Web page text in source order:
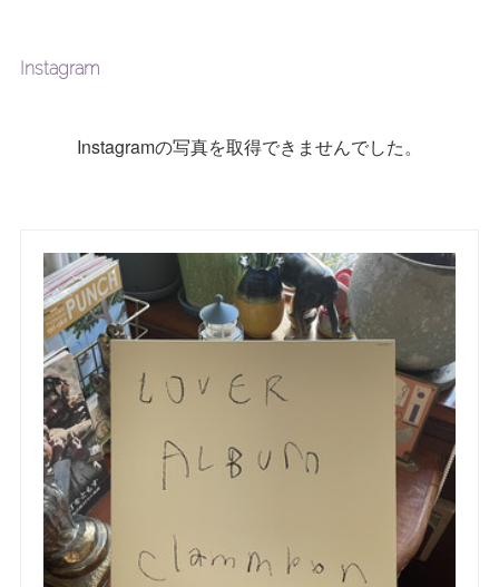
Instagram
Instagramの写真を取得できませんでした。